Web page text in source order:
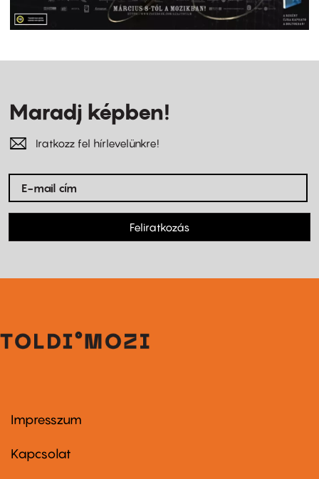
Maradj képben!
Iratkozz fel hírlevelünkre!
Feliratkozás
Footer
first
Impresszum
Kapcsolat